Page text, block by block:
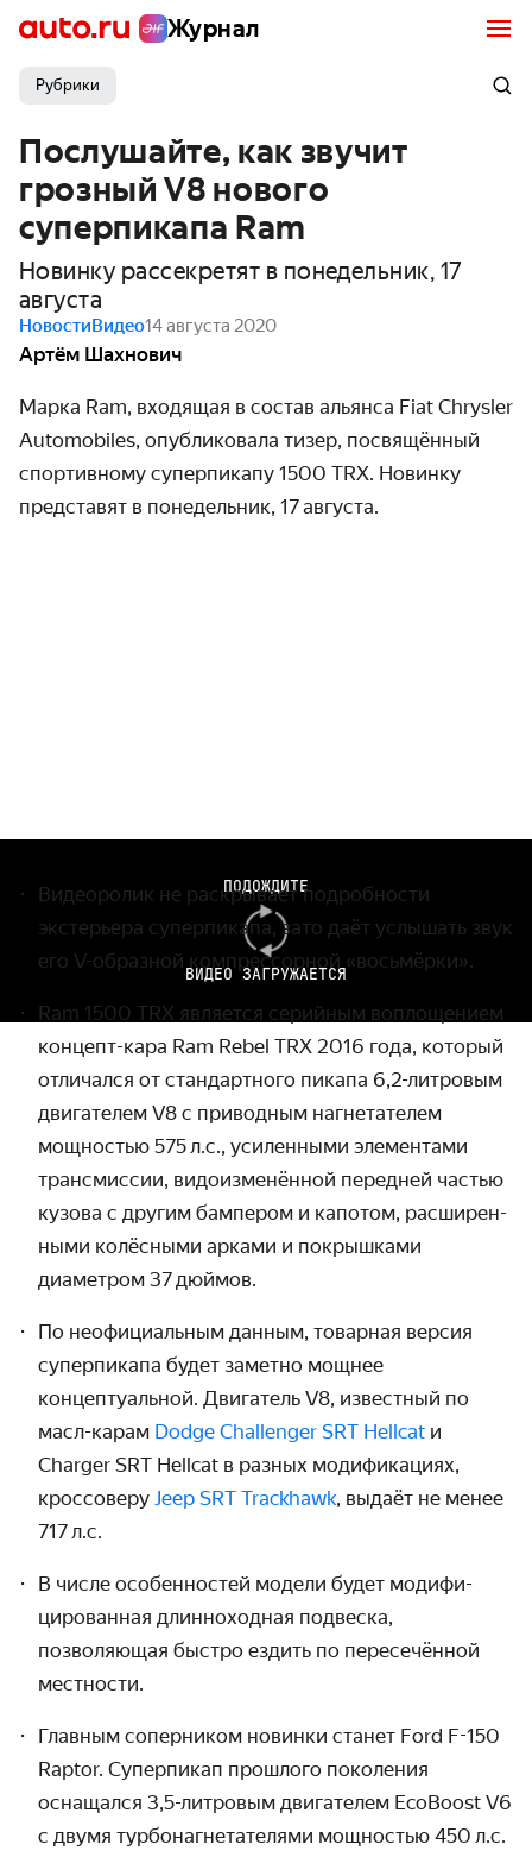
Журнал
Рубрики
Послушайте, как звучит
грозный V8 нового
суперпикапа Ram
Новинку рассекретят в понедельник, 17
августа
НовостиВидео14 августа 2020
Артём Шахнович
Марка Ram, входящая в состав альянса Fiat Chrysler
Automobiles, опублико­вала тизер, посвящённый
спортивному супер­пикапу 1500 TRX. Новинку
представят в понедельник, 17 августа.
ПОДОЖДИТЕ
ВИДЕО ЗАГРУЖАЕТСЯ
Видеоролик не раскрывает подроб­ности
экстерьера супер­пикапа, зато даёт услышать звук
его V-образной компрессорной «восьмёрки».
Ram 1500 TRX является серийным воплоще­нием
концепт-кара Ram Rebel TRX 2016 года, который
отличался от стан­дартного пикапа 6,2-литровым
двигателем V8 с приводным нагнета­телем
мощностью 575 л.с., усиленными элементами
трансмиссии, видо­изменённой передней частью
кузова с другим бампером и капотом, расширен­
ными колёсными арками и покрышками
диаметром 37 дюймов.
По неофициальным данным, товарная версия
супер­пикапа будет заметно мощнее
концептуальной. Двигатель V8, известный по
масл-карам Dodge Challenger SRT Hellcat и
Charger SRT Hellcat в разных моди­фикациях,
крос­соверу Jeep SRT Trackhawk, выдаёт не менее
717 л.с.
В числе особенностей модели будет модифи­
цированная длинно­ходная подвеска,
позволяющая быстро ездить по пере­сечённой
местности.
Главным соперником новинки станет Ford F-150
Raptor. Суперпикап прошлого поколения
оснащался 3,5-литровым двигателем EcoBoost V6
с двумя турбо­нагнета­телями мощностью 450 л.с.